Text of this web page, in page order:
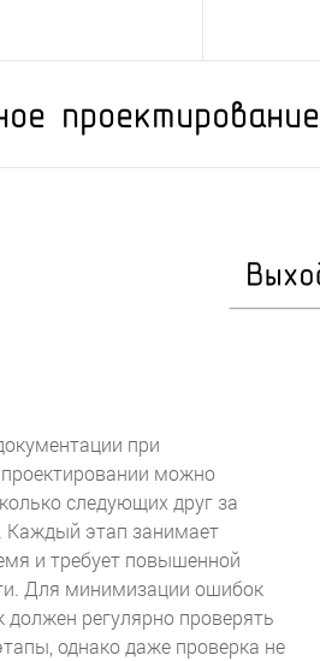
RubezhCAD
сути не изменяет
оборудования и
линиями связи, однако
повышенного риска
на себя. Проектировщику
задать необходимые
и программа все сделает и
проектирование
при
можно
следующих друг за
Каждый этап занимает
и требует повышенной
Для минимизации ошибок
должен регулярно проверять
однако даже проверка не